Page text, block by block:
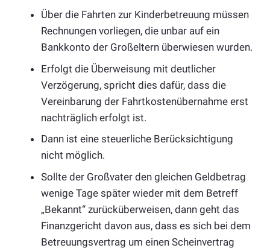
Über die Fahrten zur Kinderbetreuung müssen
Rechnungen vorliegen, die unbar auf ein
Bankkonto der Großeltern überwiesen wurden.
Erfolgt die Überweisung mit deutlicher
Verzögerung, spricht dies dafür, dass die
Vereinbarung der Fahrtkostenübernahme erst
nachträglich erfolgt ist.
Dann ist eine steuerliche Berücksichtigung
nicht möglich.
Sollte der Großvater den gleichen Geldbetrag
wenige Tage später wieder mit dem Betreff
„Bekannt“ zurücküberweisen, dann geht das
Finanzgericht davon aus, dass es sich bei dem
Betreuungsvertrag um einen Scheinvertrag